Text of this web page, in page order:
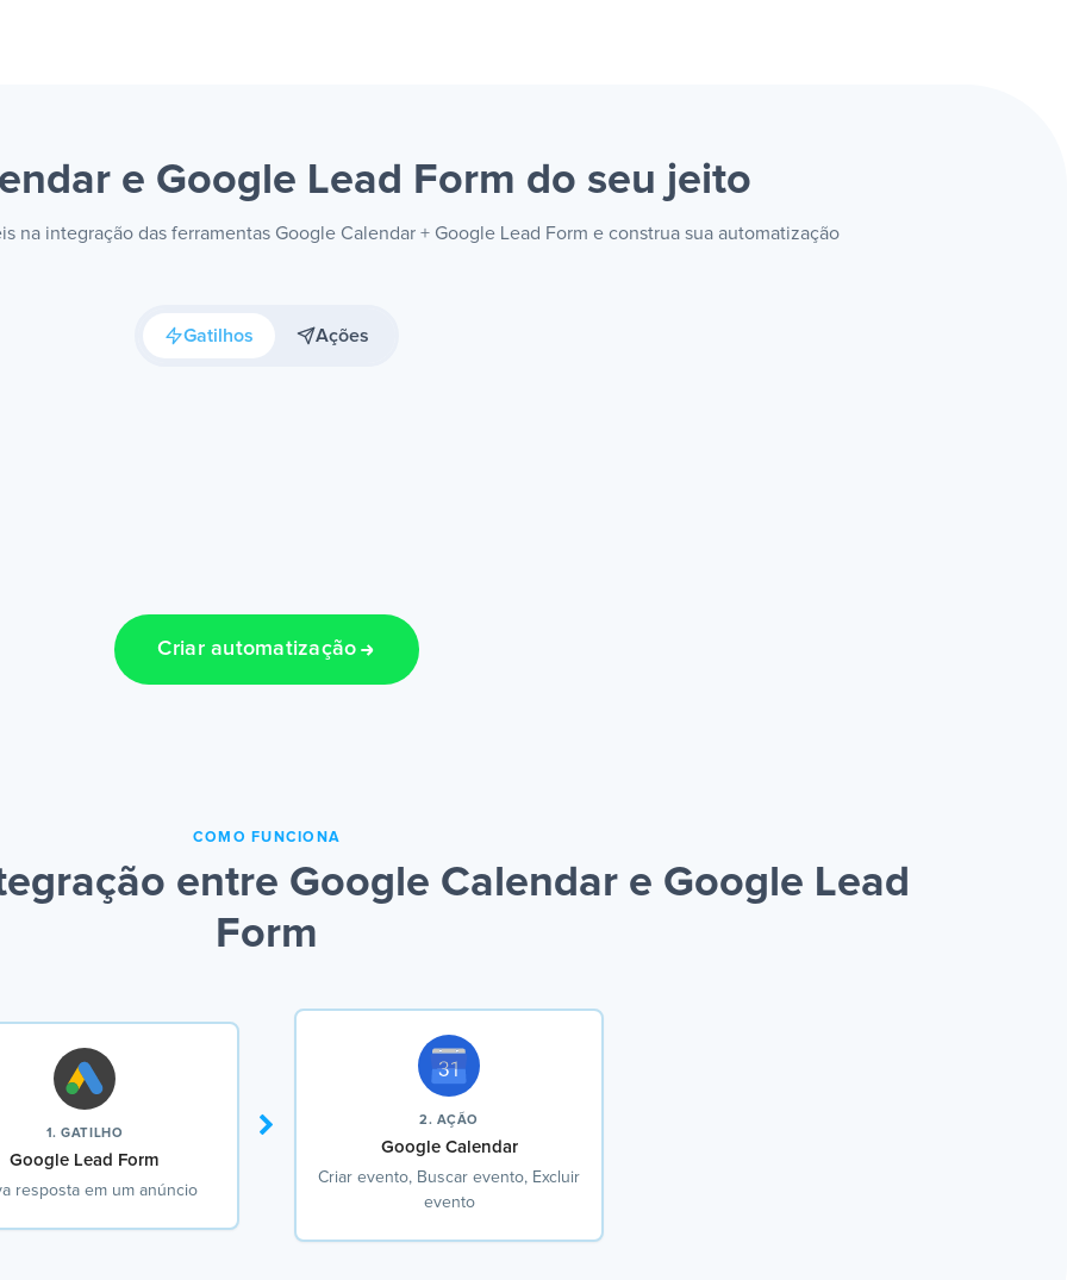
e Google Lead Form do seu jeito
na integração das ferramentas Google Calendar + Google Lead Form e construa sua automatização
Gatilhos Ações
Criar automatização
COMO FUNCIONA
entre Google Calendar e Google Lead
Form
1. GATILHO
Google Lead Form
resposta em um anúncio
2. AÇÃO
Google Calendar
Criar evento, Buscar evento, Excluir
evento